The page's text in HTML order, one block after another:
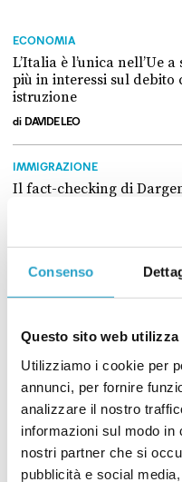
Consenso
Questo sito web utilizza
Utilizziamo i cookie per
annunci, per fornire
analizzare il nostro
informazioni sul modo
nostri partner che si
pubblicità e social
ECONOMIA
L’Italia è l’unica nell’Ue
più in interessi sul debito
istruzione
di DAVIDE LEO
IMMIGRAZIONE
Il fact-checking di Dargen
Il fact-checking di Dargen
SPESA PUBBLICA
Parlamento, Quirinale e
l’anno
di DAVIDE LEO
Parlamento, Quirinale e
MEZZOGIORNO
No, la “rapina” da 840
Nord nei confronti del
diREDAZIONE